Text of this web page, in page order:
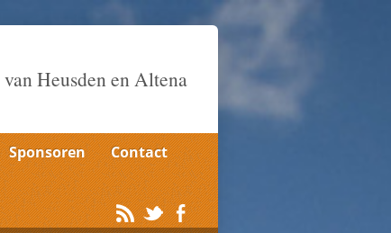
Heusden en Altena
Sponsoren
Contact